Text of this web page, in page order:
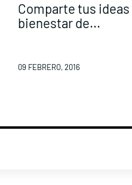
Comparte tus ideas
bienestar de...
09 FEBRERO, 2016